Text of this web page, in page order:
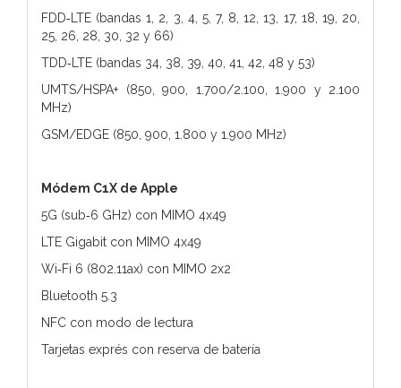
FDD‑LTE (bandas 1, 2, 3, 4, 5, 7, 8, 12, 13, 17, 18, 19, 20,
25, 26, 28, 30, 32 y 66)
TDD‑LTE (bandas 34, 38, 39, 40, 41, 42, 48 y 53)
UMTS/HSPA+ (850, 900, 1.700/2.100, 1.900 y 2.100
MHz)
GSM/EDGE (850, 900, 1.800 y 1.900 MHz)
Módem C1X de Apple
5G (sub‑6 GHz) con MIMO 4x49
LTE Gigabit con MIMO 4x49
Wi‑Fi 6 (802.11ax) con MIMO 2x2
Bluetooth 5.3
NFC con modo de lectura
Tarjetas exprés con reserva de batería